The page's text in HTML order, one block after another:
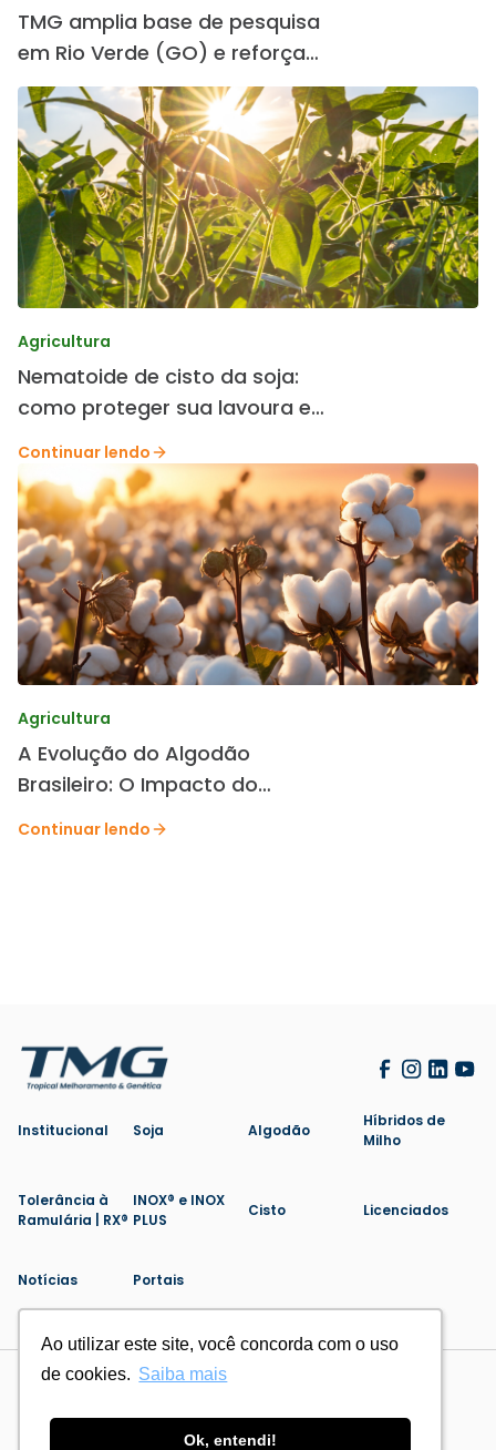
Ao utilizar este site, você concorda com o uso
de cookies. Saiba mais
Ok, entendi!
Ao utilizar este site, você concorda com o uso
de cookies. Saiba mais
Ok, entendi!
TMG amplia base de pesquisa
em Rio Verde (GO) e reforça
desenvolvimento de cultivares
Agricultura
Nematoide de cisto da soja:
como proteger sua lavoura e
preservar a produtividade.
Continuar lendo
Agricultura
A Evolução do Algodão
Brasileiro: O Impacto do
Melhoramento Genético da
Continuar lendo
Institucional Soja Algodão
Híbridos de
Milho
Tolerância à
Ramulária | RX®
INOX® e INOX
PLUS
Cisto Licenciados
Notícias Portais
Politica de PrivacidadeCookies
Feito por